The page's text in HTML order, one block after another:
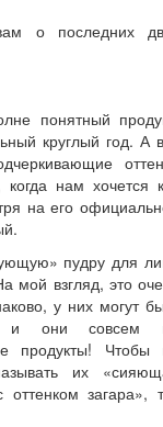
о последних
понятный
круглый год. А
нам хочется
на его
пудру для
мой взгляд, это
у них могут
и они совсем
продукты! Чтобы
их
загара»,